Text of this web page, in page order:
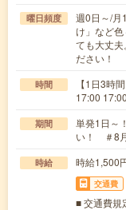
曜日頻度
週0日～/月
け」など
ても大丈
ださい！
時間
【1日3時
17:00
期間
単発1日～
い！ ＃8
時給 時給1,500
交通費
■ 交通費規